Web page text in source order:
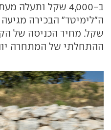
שקל. מחיר הכניסה של
ההתחלתי של המתחרה